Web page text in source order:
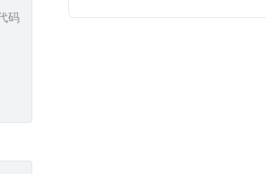
码